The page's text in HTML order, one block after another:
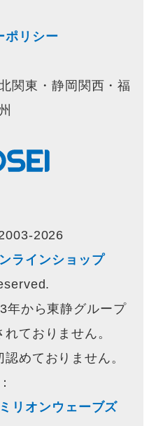
ポリシー
関東・静岡関西・福
2026
ラインショップ
年から東静グループ
ておりません。
めておりません。
リオンウェーブズ